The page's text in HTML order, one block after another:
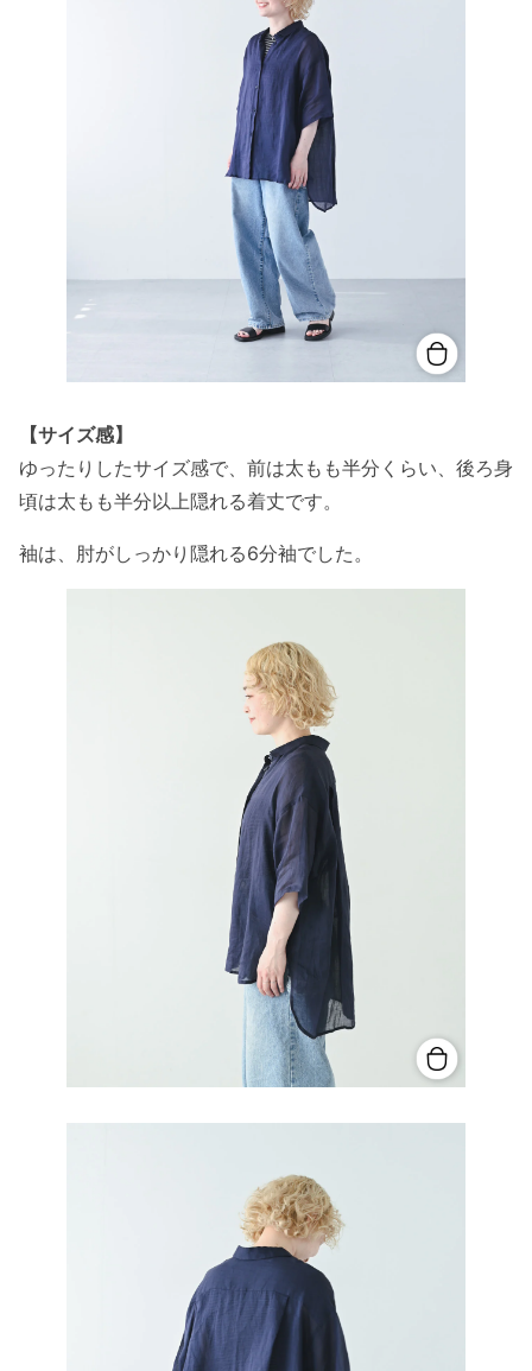
【サイズ感】
ゆったりしたサイズ感で、前は太もも半分くらい、後ろ身
頃は太もも半分以上隠れる着丈です。
袖は、肘がしっかり隠れる6分袖でした。